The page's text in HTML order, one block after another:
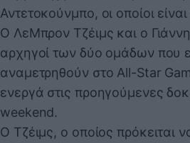
Αντετοκούνμπο, οι οποίοι
Ο ΛεΜπρον Τζέιμς και ο
αρχηγοί των δύο ομάδων που
αναμετρηθούν στο All-Star
ενεργά στις προηγούμενες
weekend.
Ο Τζέιμς, ο οποίος πρόκειται